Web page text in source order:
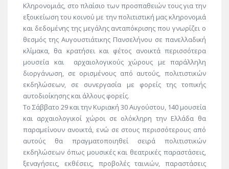
Κληρονομιάς, στο πλαίσιο των προσπαθειών τους για την
εξοικείωση του κοινού με την πολιτιστική μας κληρονομιά
και δεδομένης της μεγάλης ανταπόκρισης που γνωρίζει ο
θεσμός της Αυγουστιάτικης Πανσελήνου σε πανελλαδική
κλίμακα, θα κρατήσει και φέτος ανοικτά περισσότερα
μουσεία και αρχαιολογικούς χώρους με παράλληλη
διοργάνωση, σε ορισμένους από αυτούς, πολιτιστικών
εκδηλώσεων, σε συνεργασία με φορείς της τοπικής
αυτοδιοίκησης και άλλους φορείς.
Το Σάββατο 29 και την Κυριακή 30 Αυγούστου, 140 μουσεία
και αρχαιολογικοί χώροι σε ολόκληρη την Ελλάδα θα
παραμείνουν ανοικτά, ενώ σε στους περισσότερους από
αυτούς θα πραγματοποιηθεί σειρά πολιτιστικών
εκδηλώσεων όπως μουσικές και θεατρικές παραστάσεις,
ξεναγήσεις, εκθέσεις, προβολές ταινιών, παραστάσεις